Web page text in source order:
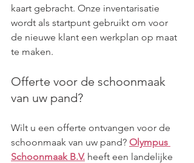
kaart gebracht. Onze inventarisatie
wordt als startpunt gebruikt om voor
de nieuwe klant een werkplan op maat
te maken.
Offerte voor de schoonmaak
van uw pand?
Wilt u een offerte ontvangen voor de
schoonmaak van uw pand? Olympus
Schoonmaak B.V. heeft een landelijke